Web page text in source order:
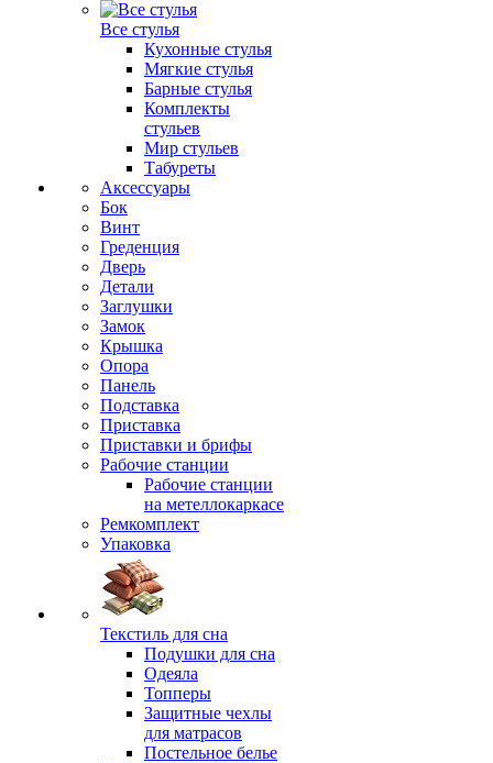
Все стулья
Кухонные стулья
Мягкие стулья
Барные стулья
Комплекты
стульев
Мир стульев
Табуреты
Аксессуары
Бок
Винт
Греденция
Дверь
Детали
Заглушки
Замок
Крышка
Опора
Панель
Подставка
Приставка
Приставки и брифы
Рабочие станции
Рабочие станции
на метеллокаркасе
Ремкомплект
Упаковка
Текстиль для сна
Подушки для сна
Одеяла
Топперы
Защитные чехлы
для матрасов
Постельное белье